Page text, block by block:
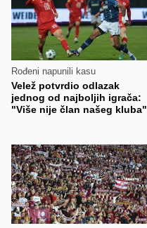
Rođeni napunili kasu
Velež potvrdio odlazak
jednog od najboljih igrača:
"Više nije član našeg kluba"